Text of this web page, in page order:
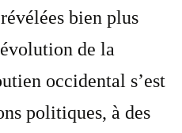
bien plus
de la
occidental s’est
politiques, à des